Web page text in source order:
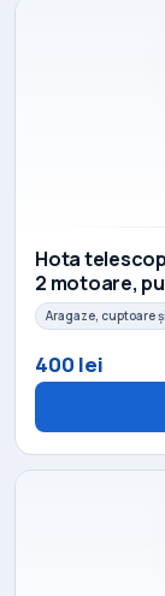
Hota
2 motoare,
Aragaze, cuptoare
400 lei